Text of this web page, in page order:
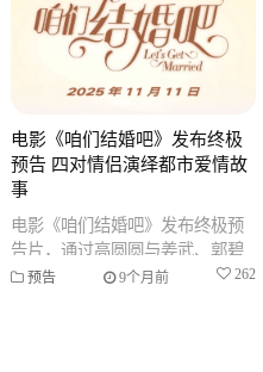
电影《咱们结婚吧》发布终极
预告 四对情侣演绎都市爱情故
事
电影《咱们结婚吧》发布终极预
告片，通过高圆圆与姜武、郭碧
婷与李晨、陈意涵与郑恺、刘涛
预告 9个月前 262